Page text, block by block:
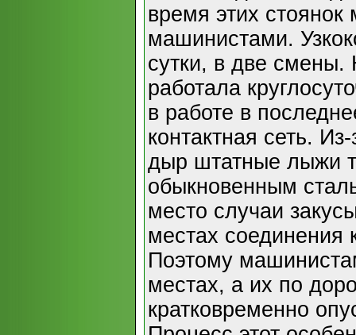
время этих
машинистами.
сутки, в две смены.
работала
в работе в
контактная сеть.
дыр штатные лыжи
обыкновенным
место случаи
местах соединения
Поэтому
местах, а их по
кратковременно